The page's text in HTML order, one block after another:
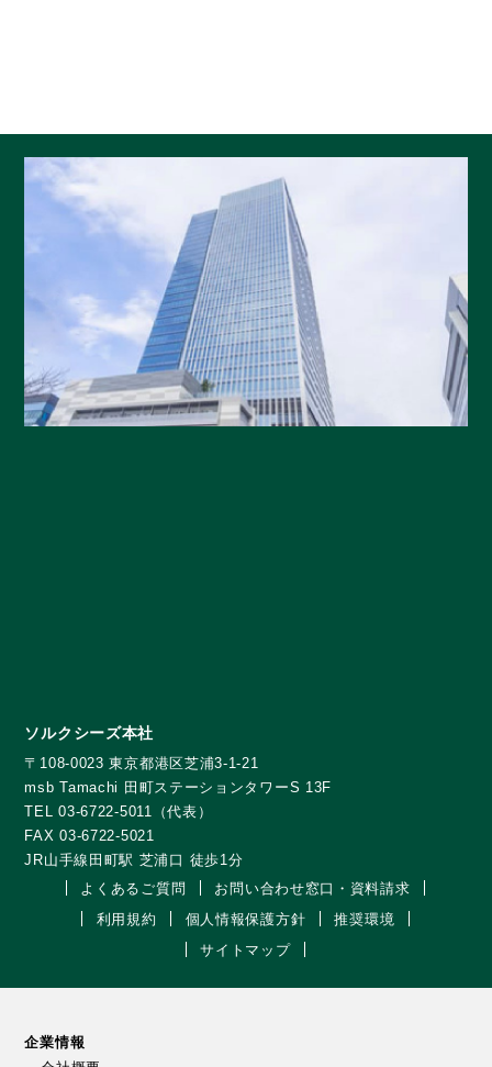
ソルクシーズ本社
〒108-0023 東京都港区芝浦3-1-21
msb Tamachi 田町ステーションタワーS 13F
TEL 03-6722-5011（代表）
FAX 03-6722-5021
JR山手線田町駅 芝浦口 徒歩1分
よくあるご質問
お問い合わせ窓口・資料請求
利用規約
個人情報保護方針
推奨環境
サイトマップ
企業情報